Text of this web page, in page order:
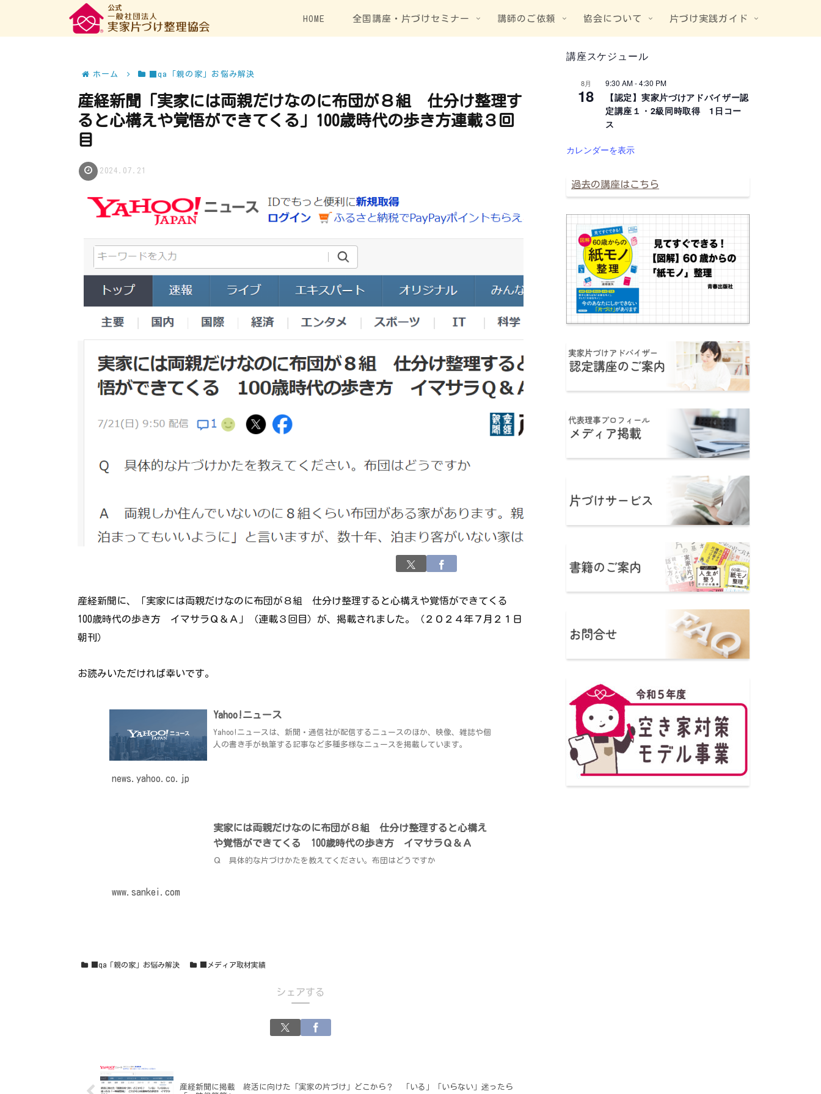
HOME 全国講座・片づけセミナー 講師のご依頼 協会について 片づけ実践ガイド
ホーム ■qa「親の家」お悩み解決
産経新聞「実家には両親だけなのに布団が８組 仕分け整理す
ると心構えや覚悟ができてくる」100歳時代の歩き方連載３回
目
2024.07.21
産経新聞に、「実家には両親だけなのに布団が８組 仕分け整理すると心構えや覚悟ができてくる
100歳時代の歩き方 イマサラＱ＆Ａ」（連載３回目）が、掲載されました。（２０２４年７月２１日
朝刊）
お読みいただければ幸いです。
Yahoo!ニュース
Yahoo!ニュースは、新聞・通信社が配信するニュースのほか、映像、雑誌や個
人の書き手が執筆する記事など多種多様なニュースを掲載しています。
news.yahoo.co.jp
実家には両親だけなのに布団が８組 仕分け整理すると心構え
や覚悟ができてくる 100歳時代の歩き方 イマサラＱ＆Ａ
Ｑ 具体的な片づけかたを教えてください。布団はどうですか
www.sankei.com
■qa「親の家」お悩み解決 ■メディア取材実績
シェアする
産経新聞に掲載 終活に向けた「実家の片づけ」どこから？ 「いる」「いらない」迷ったら
講座スケジュール
8月
18
9:30 AM-4:30 PM
【認定】実家片づけアドバイザー認
定講座１・2級同時取得 1日コー
ス
カレンダーを表示
過去の講座はこちら